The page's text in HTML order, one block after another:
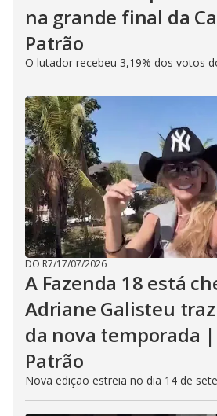
na grande final da
Patrão
O lutador recebeu 3,19% dos votos
DO R7/17/07/2026
A Fazenda 18 está
Adriane Galisteu
da nova temporada |
Patrão
Nova edição estreia no dia 14 de